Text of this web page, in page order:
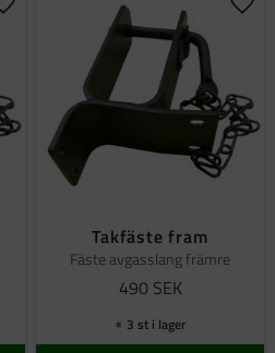
Lägg till i favoriter
Takfäste fram
Fäste avgasslang främre
490 SEK
3 st i lager